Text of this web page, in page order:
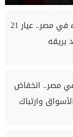
أسعار الذهب اليوم الأربعاء في مصر.. عيار 21
بريقه
مصر.. انخفاض
وارتباك